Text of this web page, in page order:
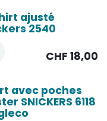
ajusté
2540
CHF 18,00
avec poches
SNICKERS 6118